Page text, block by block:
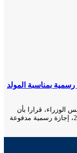
رسمية بمناسبة المولد
قرارا بأن
الموافق 28 سبتمبر 2023، إجازة رسمية مدفوعة